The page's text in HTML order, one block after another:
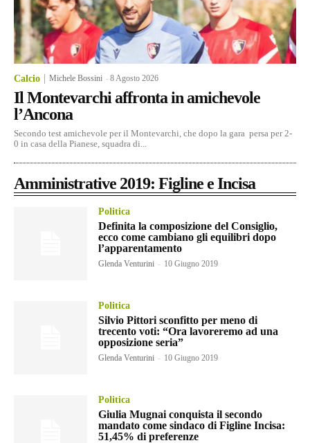
Calcio Michele Bossini -8 Agosto 2026
Il Montevarchi affronta in amichevole
l’Ancona
Secondo test amichevole per il Montevarchi, che dopo la gara persa per 2-
0 in casa della Pianese, squadra di...
Amministrative 2019: Figline e Incisa
Politica
Definita la composizione del Consiglio,
ecco come cambiano gli equilibri dopo
l’apparentamento
Glenda Venturini - 10 Giugno 2019
Politica
Silvio Pittori sconfitto per meno di
trecento voti: “Ora lavoreremo ad una
opposizione seria”
Glenda Venturini - 10 Giugno 2019
Politica
Giulia Mugnai conquista il secondo
mandato come sindaco di Figline Incisa:
51,45% di preferenze